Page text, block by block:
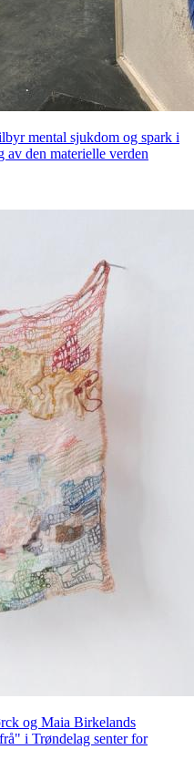
mental sjukdom og spark i
av den materielle verden
og Maia Birkelands
i Trøndelag senter for